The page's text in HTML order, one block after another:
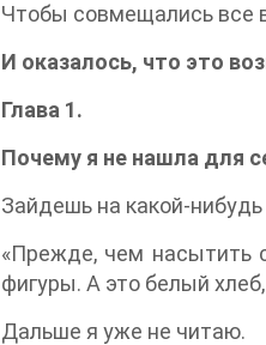
Чтобы совмещались все
И оказалось, что это
Глава 1.
Почему я не нашла для
Зайдешь на какой-
«Прежде, чем насытить
фигуры. А это белый
Дальше я уже не читаю.